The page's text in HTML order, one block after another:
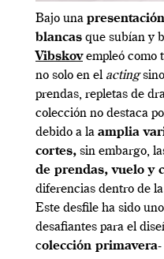
Bajo una
blancas que subían y
Vibskovempleó como
no solo en el acting
prendas, repletas de
colección no destaca
debido a la amplia
cortes, sin embargo,
de prendas, vuelo y
diferencias dentro de
Este desfile ha sido
desafiantes para el
colección